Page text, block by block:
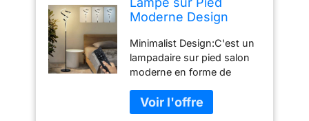
Moderne Design
30W 3000LM
Dimmable 3
Températures de
Couleur, Variateur
Télécommande et
Contrôle Tactile,
Minimalist Design:C'est un
lampadaire sur pied salon
moderne en forme de
sensation différente lorsque
vous le regarderez sous